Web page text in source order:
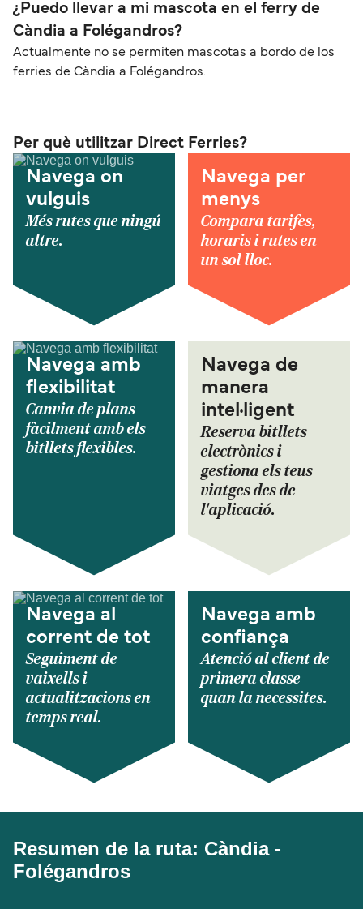
¿Puedo llevar a mi mascota en el ferry de
Càndia a Folégandros?
Actualmente no se permiten mascotas a bordo de los
ferries de Càndia a Folégandros.
Per què utilitzar Direct Ferries?
Navega on
vulguis
Més rutes que ningú
altre.
Navega per
menys
Compara tarifes,
horaris i rutes en
un sol lloc.
Navega amb
flexibilitat
Canvia de plans
fàcilment amb els
bitllets flexibles.
Navega de
manera
intel·ligent
Reserva bitllets
electrònics i
gestiona els teus
viatges des de
l'aplicació.
Navega al
corrent de tot
Seguiment de
vaixells i
actualitzacions en
temps real.
Navega amb
confiança
Atenció al client de
primera classe
quan la necessites.
Resumen de la ruta: Càndia -
Folégandros